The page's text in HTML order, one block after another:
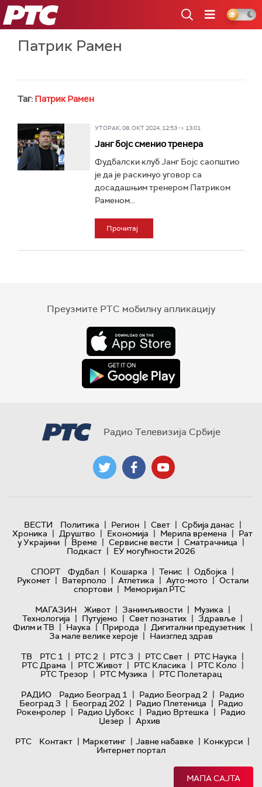
РТС
Патрик Рамен
Таг: Патрик Рамен
УТОРАК, 08. ОКТ 2024, 12:53 -> 13:01
Јанг бојс сменио тренера
Фудбалски клуб Јанг Бојс саопштио
је да је раскинуо уговор са
досадашњим тренером Патриком
Раменом...
Прочитај
Преузмите РТС мобилну апликацију
Радио Телевизија Србије
ВЕСТИ Политика | Регион | Свет | Србија данас |
Хроника | Друштво | Економија | Мерила времена | Рат
у Украјини | Време | Сервисне вести | Сматрачница |
Подкаст | ЕУ могућности 2026
СПОРТ
Фудбал | Кошарка | Тенис | Одбојка |
Рукомет | Ватерполо | Атлетика | Ауто-мото | Остали
спортови | Меморијал РТС
МАГАЗИН
Живот | Занимљивости | Музика |
Технологијa | Путујемо | Свет познатих | Здравље |
Филм и ТВ | Наука | Природа | Дигитални предузетник |
За мале велике хероје | Наизглед здрав
ТВ
РТС 1 | РТС 2 | РТС 3 | РТС Свет | РТС Наука |
РТС Драма | РТС Живот | РТС Класика | РТС Коло |
РТС Трезор | РТС Музика | РТС Полетарац
РАДИО
Радио Београд 1 | Радио Београд 2 | Радио
Београд 3 | Београд 202 | Радио Плетеница | Радио
Рокенролер | Радио Џубокс | Радио Вртешка | Радио
Џезер | Архив
РТС
Контакт | Маркетинг | Јавне набавке | Конкурси |
Интернет портал
МАПА САЈТА